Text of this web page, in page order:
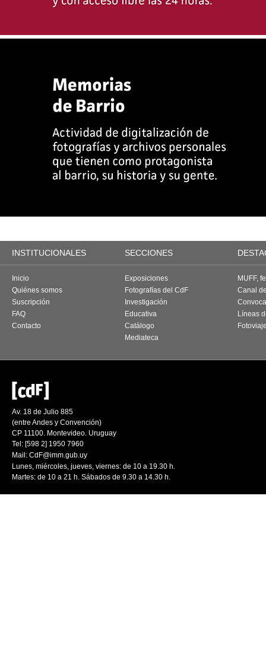
INSTITUCIONALES SECCIONES
Inicio
Quiénes somos
Suscripción
FAQ
Contacto
Exposiciones
Fotografías del CdF
Investigación
Educativa
Catálogo
Mediateca
MUFF,
Canal
Líneas
Av. 18 de Julio 885
(entre Andes y Convención)
CP 11100. Montevideo. Uruguay
Tel: [598 2] 1950 7960
Mail: CdF@imm.gub.uy
Lunes, miércoles, jueves, viernes: de 10 a 19.30 h.
Martes: de 10 a 21 h. Sábados de 9.30 a 14.30 h.